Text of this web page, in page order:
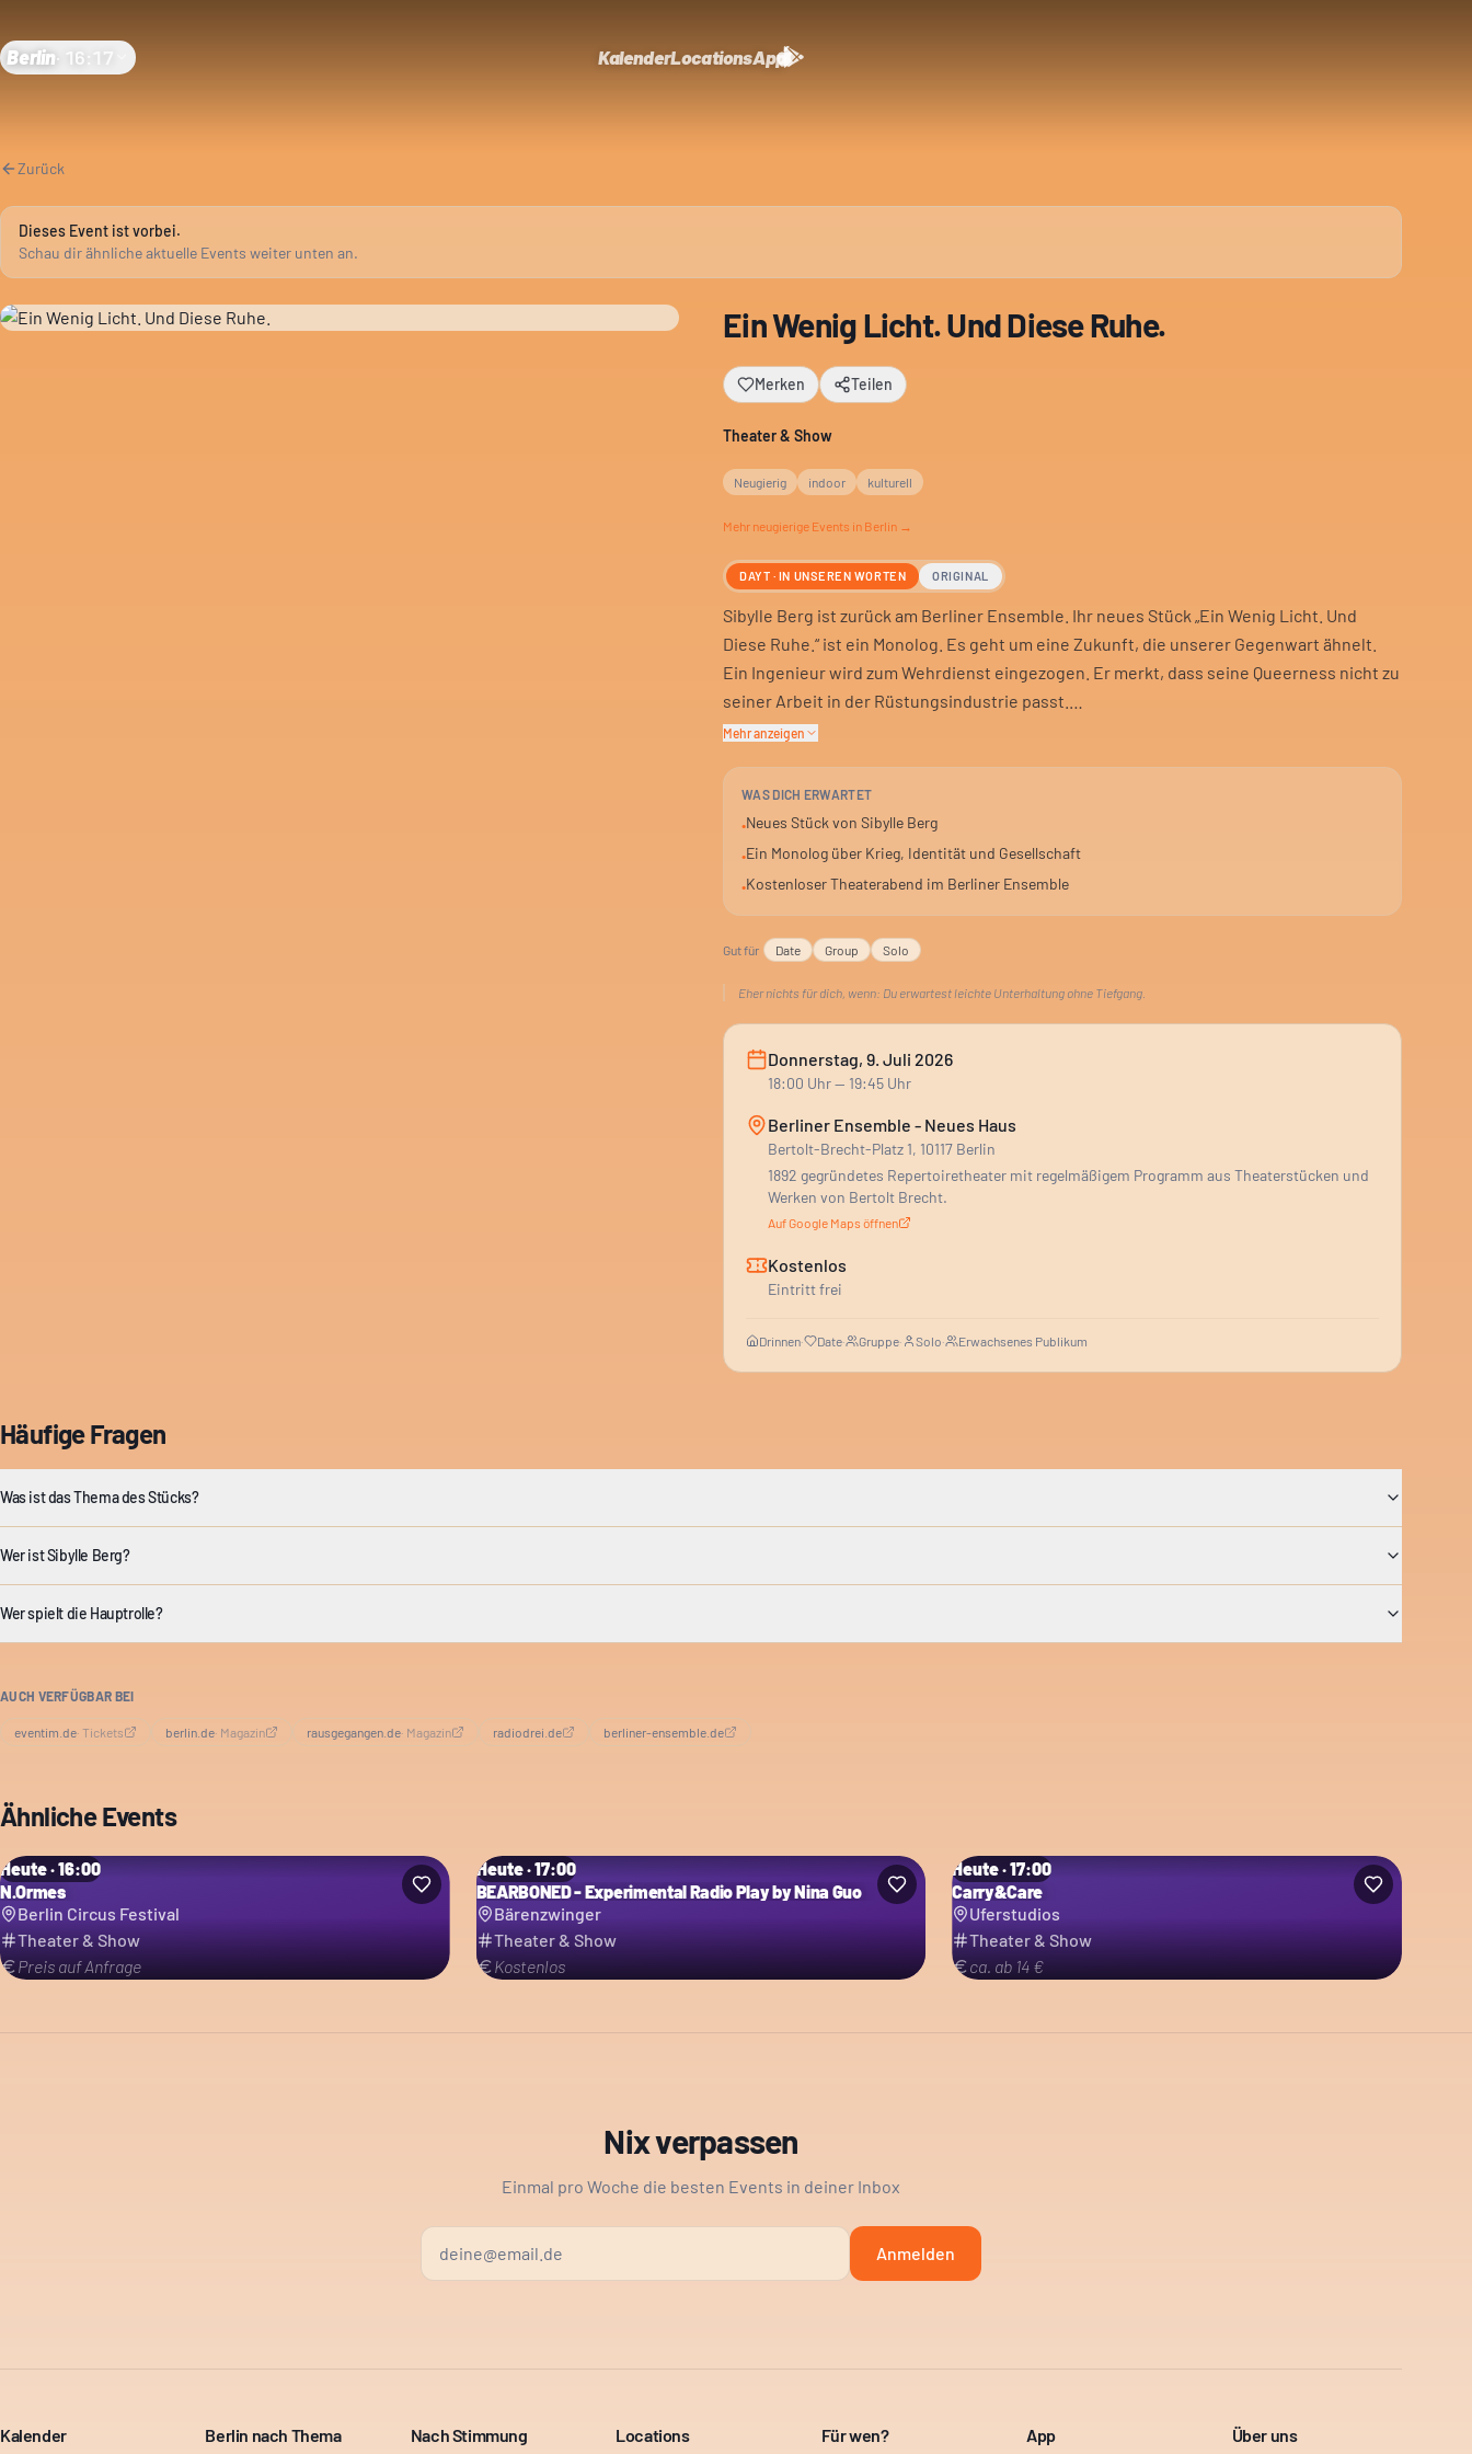
Berlin· 16:17 KalenderLocationsApp
Zurück
Dieses Event ist vorbei.
Schau dir ähnliche aktuelle Events weiter unten an.
Ein Wenig Licht. Und Diese Ruhe.
Merken Teilen
Theater & Show
Neugierig indoor kulturell
Mehr neugierige Events in Berlin →
DAYT · IN UNSEREN WORTEN ORIGINAL
Sibylle Berg ist zurück am Berliner Ensemble. Ihr neues Stück „Ein Wenig Licht. Und
Diese Ruhe.“ ist ein Monolog. Es geht um eine Zukunft, die unserer Gegenwart ähnelt.
Ein Ingenieur wird zum Wehrdienst eingezogen. Er merkt, dass seine Queerness nicht zu
seiner Arbeit in der Rüstungsindustrie passt.
und beginnt zu forschen. Es geht um die Textur des Denkens, die unsere Welt ausmacht.
Ein zarter Monolog über die Verzweiflung an der Gegenwart.
Militarisierung. Mit Musik. Und ein bisschen Stille. Peter Moltzen spielt das Solo unter der
Mehr anzeigen
WAS DICH ERWARTET
•Neues Stück von Sibylle Berg
•Ein Monolog über Krieg, Identität und Gesellschaft
•Kostenloser Theaterabend im Berliner Ensemble
Gut für Date Group Solo
Eher nichts für dich, wenn: Du erwartest leichte Unterhaltung ohne Tiefgang.
Donnerstag, 9. Juli 2026
18:00 Uhr— 19:45 Uhr
Berliner Ensemble - Neues Haus
Bertolt-Brecht-Platz 1, 10117 Berlin
1892 gegründetes Repertoiretheater mit regelmäßigem Programm aus Theaterstücken und
Werken von Bertolt Brecht.
Auf Google Maps öffnen
Kostenlos
Eintritt frei
Drinnen· Date· Gruppe· Solo· Erwachsenes Publikum
Häufige Fragen
Was ist das Thema des Stücks?
Wer ist Sibylle Berg?
Wer spielt die Hauptrolle?
AUCH VERFÜGBAR BEI
eventim.de· Tickets berlin.de· Magazin rausgegangen.de· Magazin radiodrei.de berliner-ensemble.de
Ähnliche Events
Heute · 16:00
N.Ormes
Berlin Circus Festival
Theater & Show
Preis auf Anfrage
Heute · 17:00
BEARBONED - Experimental Radio Play by Nina Guo
Bärenzwinger
Theater & Show
Kostenlos
Heute · 17:00
Carry&Care
Uferstudios
Theater & Show
ca. ab 14 €
Nix verpassen
Einmal pro Woche die besten Events in deiner Inbox
Anmelden
Kalender Berlin nach Thema Nach Stimmung Locations Für wen? App Über uns